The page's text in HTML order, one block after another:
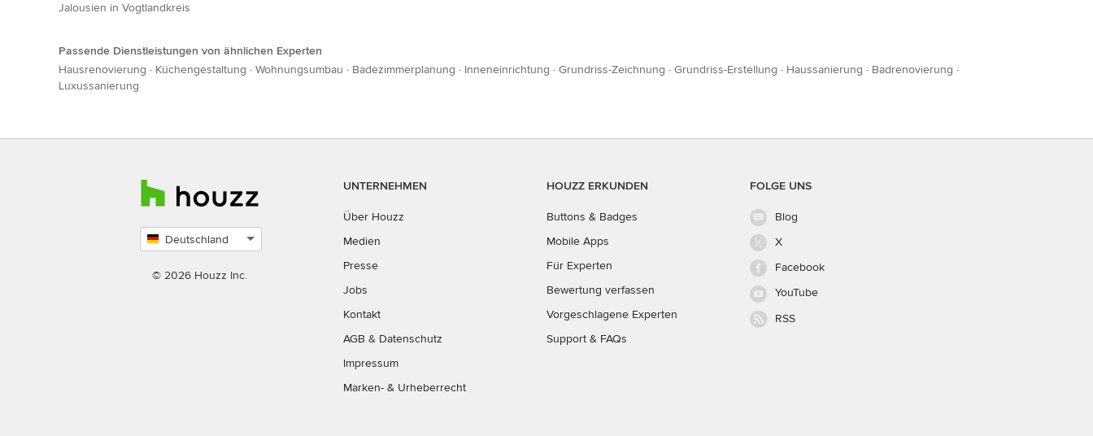
Jalousien in Vogtlandkreis
Passende Dienstleistungen von ähnlichen Experten
Hausrenovierung · Küchengestaltung · Wohnungsumbau · Badezimmerplanung · Inneneinrichtung · Grundriss-Zeichnung · Grundriss-Erstellung · Haussanierung · Badrenovierung ·
Luxussanierung
Deutschland
auswählen
© 2026 Houzz Inc.
UNTERNEHMEN
Über Houzz
Medien
Presse
Jobs
Kontakt
AGB & Datenschutz
Impressum
Marken- & Urheberrecht
HOUZZ ERKUNDEN
Buttons & Badges
Mobile Apps
Für Experten
Bewertung verfassen
Vorgeschlagene Experten
Support & FAQs
FOLGE UNS
Blog
X
Facebook
YouTube
RSS